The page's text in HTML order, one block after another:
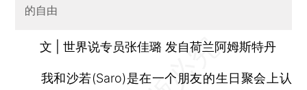
的自由
文 | 世界说专员张佳璐 发自荷兰阿姆斯特丹
我和沙若(Saro)是在一个朋友的生日聚会上认